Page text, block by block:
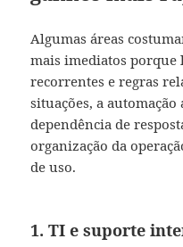
Algumas áreas
mais imediatos porque
recorrentes e regras
situações, a
dependência de
organização da
de uso.
1. TI e suporte